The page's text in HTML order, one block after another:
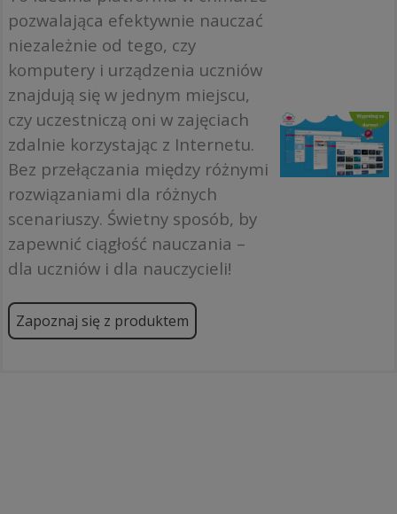
pozwalająca efektywnie nauczać
niezależnie od tego, czy
komputery i urządzenia uczniów
znajdują się w jednym miejscu,
czy uczestniczą oni w zajęciach
zdalnie korzystając z Internetu.
Bez przełączania między różnymi
rozwiązaniami dla różnych
scenariuszy. Świetny sposób, by
zapewnić ciągłość nauczania –
dla uczniów i dla nauczycieli!
Zapoznaj się z produktem